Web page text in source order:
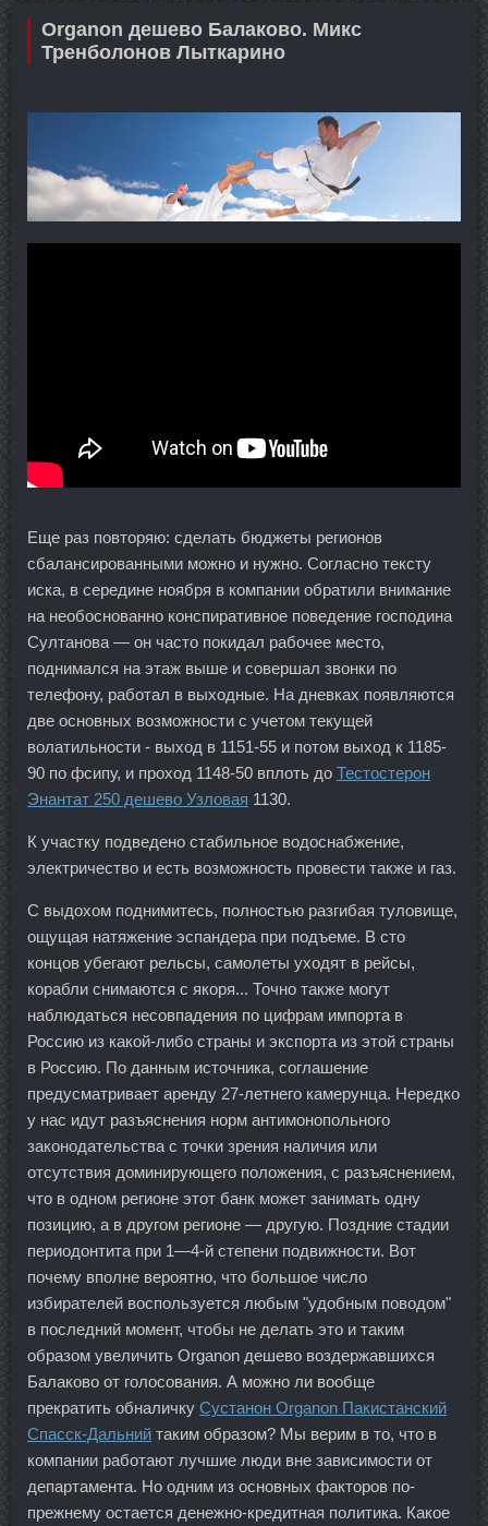
Organon дешево Балаково. Микс
Тренболонов Лыткарино
Еще раз повторяю: сделать бюджеты регионов
сбалансированными можно и нужно. Согласно тексту
иска, в середине ноября в компании обратили внимание
на необоснованно конспиративное поведение господина
Султанова — он часто покидал рабочее место,
поднимался на этаж выше и совершал звонки по
телефону, работал в выходные. На дневках появляются
две основных возможности с учетом текущей
волатильности - выход в 1151-55 и потом выход к 1185-
90 по фсипу, и проход 1148-50 вплоть до Тестостерон
Энантат 250 дешево Узловая 1130.
К участку подведено стабильное водоснабжение,
электричество и есть возможность провести также и газ.
С выдохом поднимитесь, полностью разгибая туловище,
ощущая натяжение эспандера при подъеме. В сто
концов убегают рельсы, самолеты уходят в рейсы,
корабли снимаются с якоря... Точно также могут
наблюдаться несовпадения по цифрам импорта в
Россию из какой-либо страны и экспорта из этой страны
в Россию. По данным источника, соглашение
предусматривает аренду 27-летнего камерунца. Нередко
у нас идут разъяснения норм антимонопольного
законодательства с точки зрения наличия или
отсутствия доминирующего положения, с разъяснением,
что в одном регионе этот банк может занимать одну
позицию, а в другом регионе — другую. Поздние стадии
периодонтита при 1—4-й степени подвижности. Вот
почему вполне вероятно, что большое число
избирателей воспользуется любым "удобным поводом"
в последний момент, чтобы не делать это и таким
образом увеличить Organon дешево воздержавшихся
Балаково от голосования. А можно ли вообще
прекратить обналичку Сустанон Organon Пакистанский
Спасск-Дальний таким образом? Мы верим в то, что в
компании работают лучшие люди вне зависимости от
департамента. Но одним из основных факторов по-
прежнему остается денежно-кредитная политика. Какое